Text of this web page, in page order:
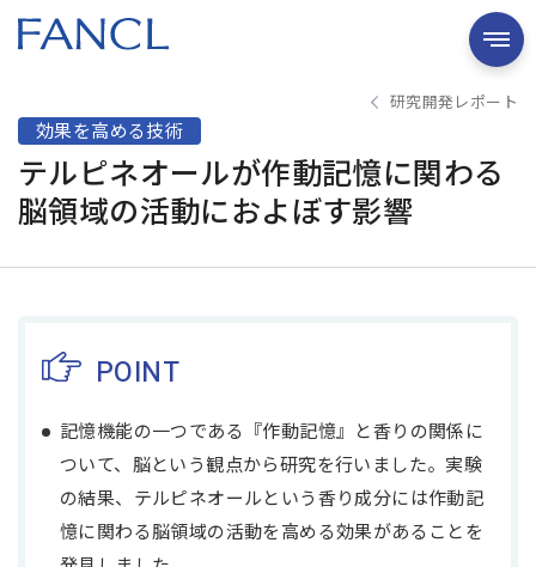
研究開発レポート
効果を高める技術
テルピネオールが作動記憶に関わる
脳領域の活動におよぼす影響
POINT
記憶機能の一つである『作動記憶』と香りの関係に
ついて、脳という観点から研究を行いました。実験
の結果、テルピネオールという香り成分には作動記
憶に関わる脳領域の活動を高める効果があることを